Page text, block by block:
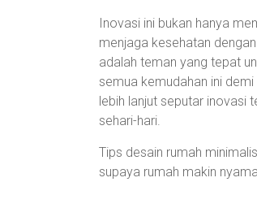
Inovasi ini bukan hanya
menjaga kesehatan
adalah teman yang tepat
semua kemudahan ini
lebih lanjut seputar inovasi
sehari-hari.
Tips desain rumah
supaya rumah makin